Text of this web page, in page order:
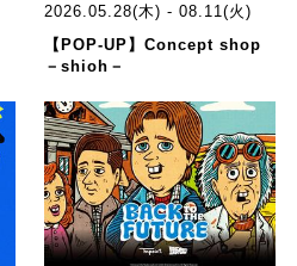
2026.05.28(木) - 08.11(火)
【POP-UP】Concept shop
－shioh－